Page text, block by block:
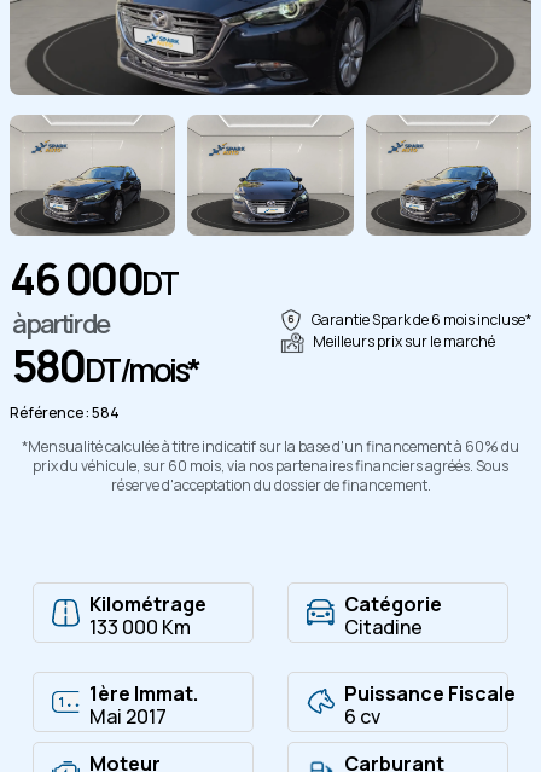
46 000DT
à partir de
580DT/mois*
Référence : 584
Garantie Spark de 6 mois incluse*
Meilleurs prix sur le marché
*Mensualité calculée à titre indicatif sur la base d'un financement à 60% du
prix du véhicule, sur 60 mois, via nos partenaires financiers agréés. Sous
réserve d'acceptation du dossier de financement.
Kilométrage
133 000 Km
Catégorie
Citadine
1ère Immat.
Mai 2017
Puissance Fiscale
6 cv
Moteur
Carburant
Copier